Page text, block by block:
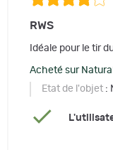
RWS
Idéale pour le tir
Acheté sur
Etat de l'objet :